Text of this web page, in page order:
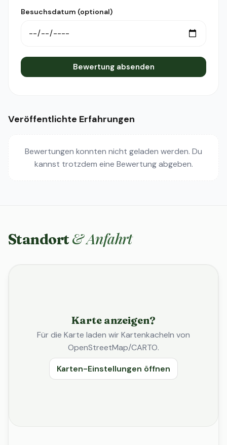
Besuchsdatum (optional)
Bewertung absenden
Veröffentlichte Erfahrungen
Bewertungen konnten nicht geladen werden. Du
kannst trotzdem eine Bewertung abgeben.
Standort & Anfahrt
Karte anzeigen?
Für die Karte laden wir Kartenkacheln von
OpenStreetMap/CARTO.
Karten-Einstellungen öffnen